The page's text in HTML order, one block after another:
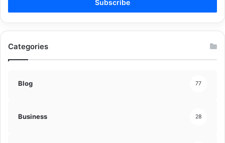
Categories
Blog 77
Business 28